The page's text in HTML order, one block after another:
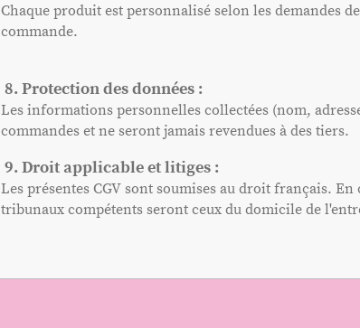
Chaque produit est personnalisé selon les demandes
commande.
8. Protection des données :
Les informations personnelles collectées (nom,
commandes et ne seront jamais revendues à des tiers.
9. Droit applicable et litiges :
Les présentes CGV sont soumises au droit français.
tribunaux compétents seront ceux du domicile de